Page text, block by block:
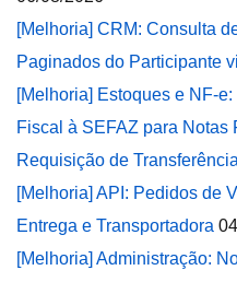
[Melhoria] CRM: Consulta
Paginados do Participante
[Melhoria] Estoques e NF-
Fiscal à SEFAZ para Notas
Requisição de
[Melhoria] API: Pedidos de
Entrega e Transportadora
[Melhoria] Administração: